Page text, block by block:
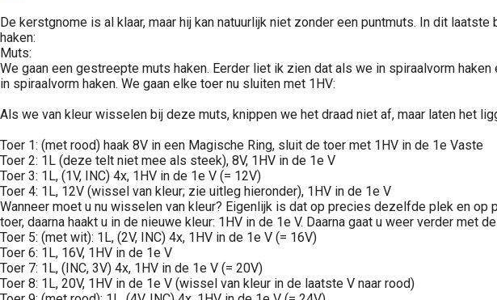
De kerstgnome is al klaar, maar hij kan natuurlijk niet zonder een puntmuts. In dit
haken:
Muts:
We gaan een gestreepte muts haken. Eerder liet ik zien dat als we in spiraalvorm
in spiraalvorm haken. We gaan elke toer nu sluiten met 1HV:
Als we van kleur wisselen bij deze muts, knippen we het draad niet af, maar laten het
Toer 1: (met rood) haak 8V in een Magische Ring, sluit de toer met 1HV in de 1e Vaste
Toer 2: 1L (deze telt niet mee als steek), 8V, 1HV in de 1e V
Toer 3: 1L, (1V, INC) 4x, 1HV in de 1e V (= 12V)
Toer 4: 1L, 12V (wissel van kleur; zie uitleg hieronder), 1HV in de 1e V
Wanneer moet u nu wisselen van kleur? Eigenlijk is dat op precies dezelfde plek en
toer, daarna haakt u in de nieuwe kleur: 1HV in de 1e V. Daarna gaat u weer verder met
Toer 5: (met wit): 1L, (2V, INC) 4x, 1HV in de 1e V (= 16V)
Toer 6: 1L, 16V, 1HV in de 1e V
Toer 7: 1L, (INC, 3V) 4x, 1HV in de 1e V (= 20V)
Toer 8: 1L, 20V, 1HV in de 1e V (wissel van kleur in de laatste V naar rood)